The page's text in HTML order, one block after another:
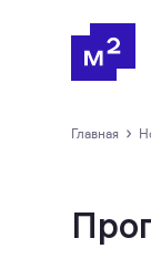
Главная ›